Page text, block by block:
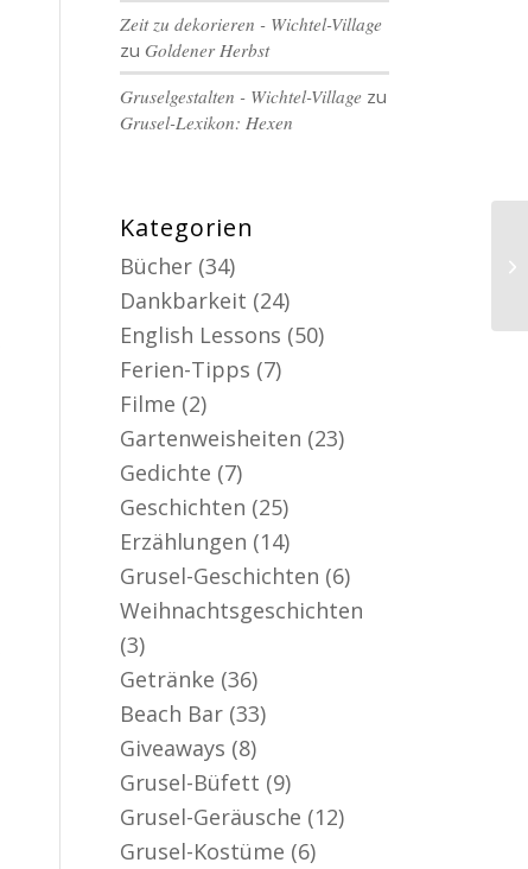
Zeit zu dekorieren - Wichtel-Village
zuGoldener Herbst
Gruselgestalten - Wichtel-Village zu
Grusel-Lexikon: Hexen
Kategorien
Bücher (34)
Dankbarkeit (24)
English Lessons (50)
Ferien-Tipps (7)
Filme (2)
Gartenweisheiten (23)
Gedichte (7)
Geschichten (25)
Erzählungen (14)
Grusel-Geschichten (6)
Weihnachtsgeschichten
(3)
Getränke (36)
Beach Bar (33)
Giveaways (8)
Grusel-Büfett (9)
Grusel-Geräusche (12)
Grusel-Kostüme (6)